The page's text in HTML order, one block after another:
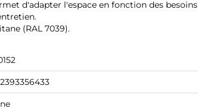
d'adapter l'espace en fonction des besoins
(RAL 7039).